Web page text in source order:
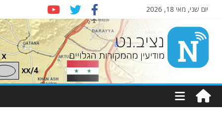
יום שני, מאי 18, 2026
Nziv.net
מודיעין
מהמקורות